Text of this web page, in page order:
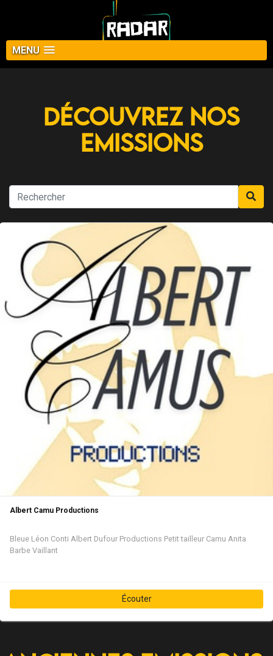
MENU
Découvrez nos
Emissions
Albert Camu Productions
Bleue Léon Conti Albert Dufour Productions Petit tailleur Camu Anita
Barbe Vaillant
Écouter